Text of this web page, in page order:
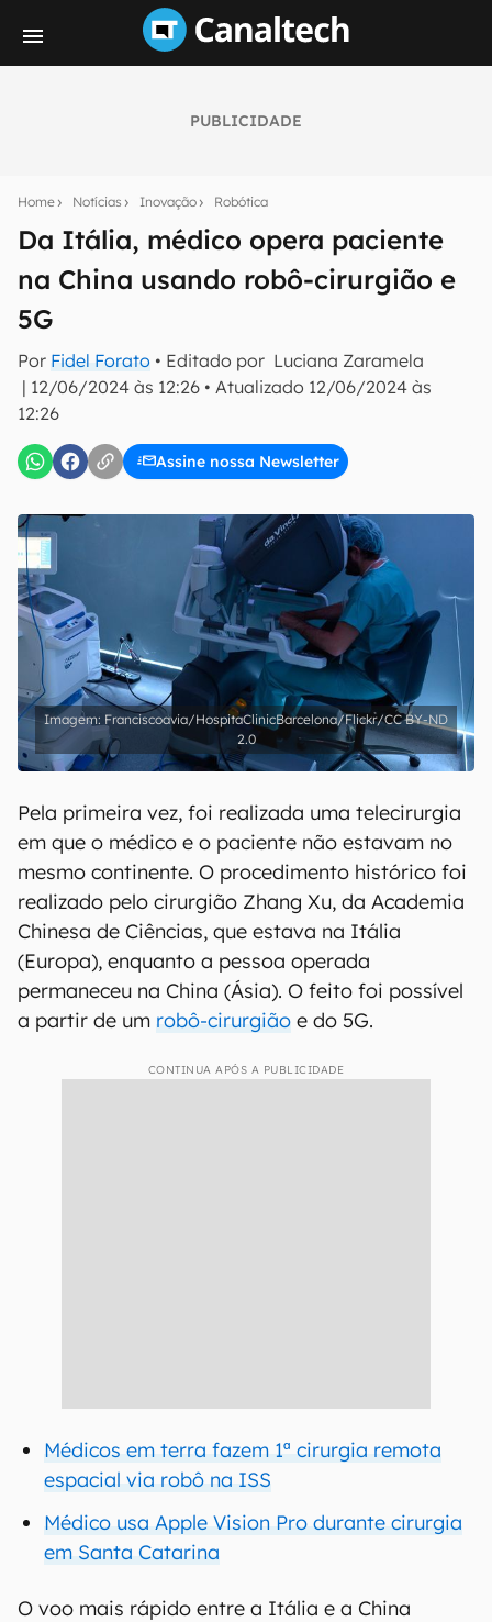
PUBLICIDADE
Home Notícias Inovação Robótica
Da Itália, médico opera paciente
na China usando robô-cirurgião e
5G
Por Fidel Forato • Editado por Luciana Zaramela
| 12/06/2024 às 12:26 • Atualizado 12/06/2024 às
12:26
Assine nossa Newsletter
notícias e reviews sobre tecnologia em primeira
mão.
E-mail
inscreva-se
Uso e Política de Privacidade do Canaltech.
Franciscoavia/HospitaClinicBarcelona/Flickr/CC BY-ND
2.0
Pela primeira vez, foi realizada uma telecirurgia
em que o médico e o paciente não estavam no
mesmo continente. O procedimento histórico foi
realizado pelo cirurgião Zhang Xu, da Academia
Chinesa de Ciências, que estava na Itália
(Europa), enquanto a pessoa operada
permaneceu na China (Ásia). O feito foi possível
a partir de um robô-cirurgião e do 5G.
CONTINUA APÓS A PUBLICIDADE
Médicos em terra fazem 1ª cirurgia remota
espacial via robô na ISS
Médico usa Apple Vision Pro durante cirurgia
em Santa Catarina
O voo mais rápido entre a Itália e a China